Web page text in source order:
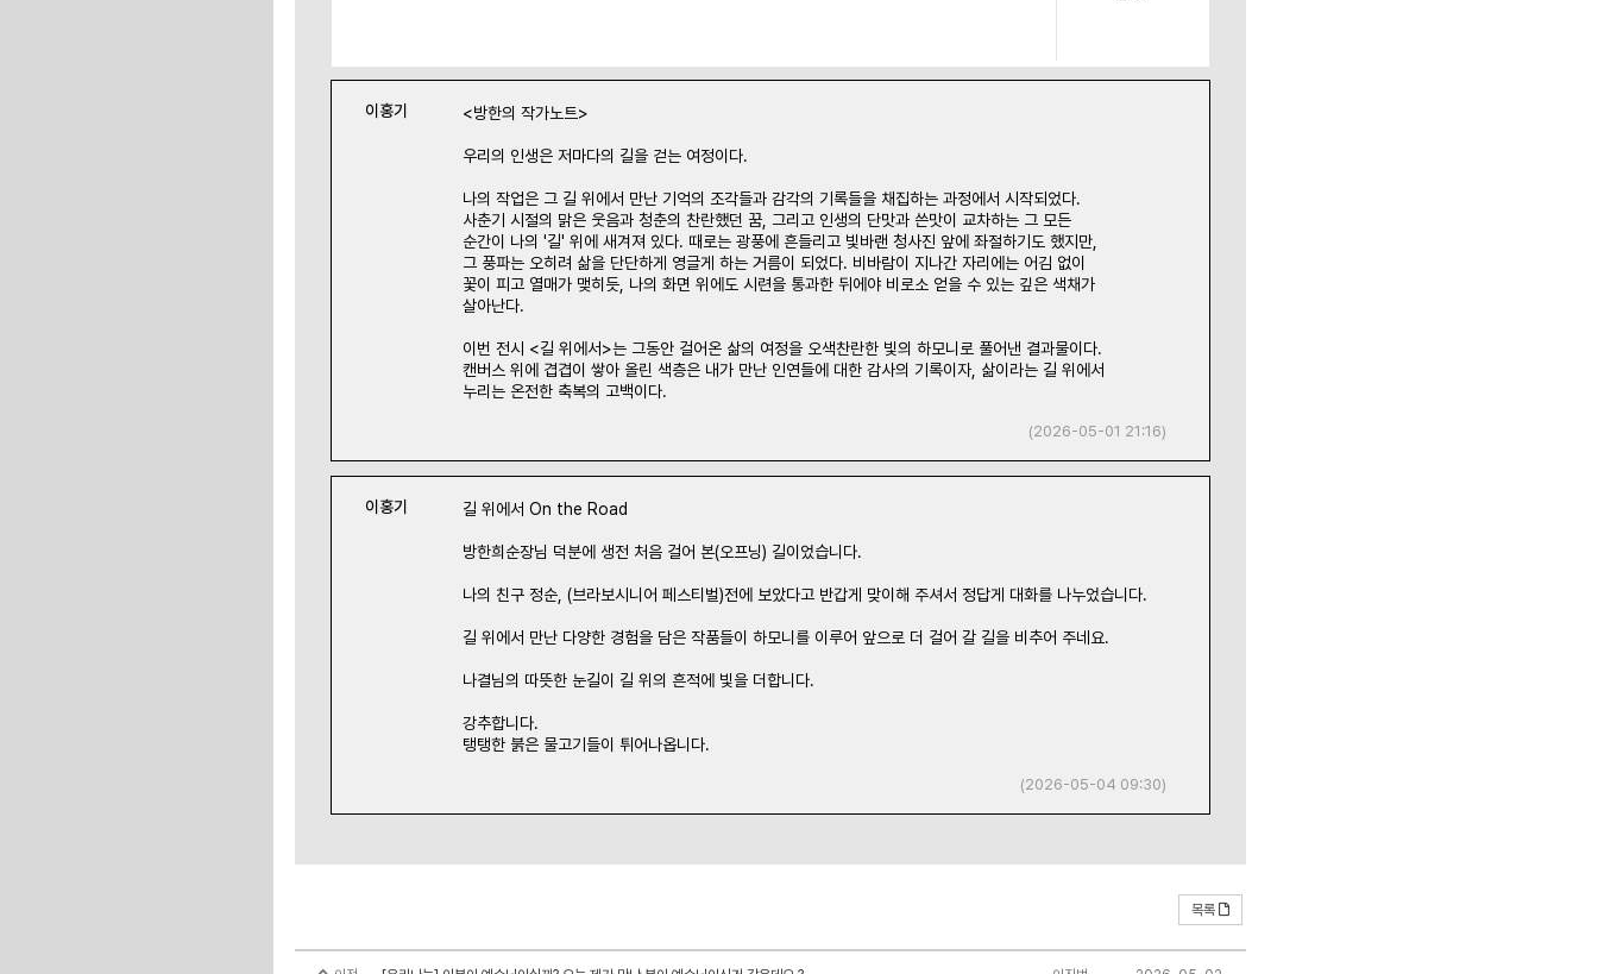
이홍기 <방한의 작가노트>
우리의 인생은 저마다의 길을 걷는 여정이다.
나의 작업은 그 길 위에서 만난 기억의 조각들과 감각의 기록들을 채집하는 과정에서 시작되었다.
사춘기 시절의 맑은 웃음과 청춘의 찬란했던 꿈, 그리고 인생의 단맛과 쓴맛이 교차하는 그 모든
순간이 나의 '길' 위에 새겨져 있다. 때로는 광풍에 흔들리고 빛바랜 청사진 앞에 좌절하기도 했지만,
그 풍파는 오히려 삶을 단단하게 영글게 하는 거름이 되었다. 비바람이 지나간 자리에는 어김 없이
꽃이 피고 열매가 맺히듯, 나의 화면 위에도 시련을 통과한 뒤에야 비로소 얻을 수 있는 깊은 색채가
살아난다.
이번 전시 <길 위에서>는 그동안 걸어온 삶의 여정을 오색찬란한 빛의 하모니로 풀어낸 결과물이다.
캔버스 위에 겹겹이 쌓아 올린 색층은 내가 만난 인연들에 대한 감사의 기록이자, 삶이라는 길 위에서
누리는 온전한 축복의 고백이다.
(2026-05-01 21:16)
이홍기 길 위에서 On the Road
방한희순장님 덕분에 생전 처음 걸어 본(오프닝) 길이었습니다.
나의 친구 정순, (브라보시니어 페스티벌)전에 보았다고 반갑게 맞이해 주셔서 정답게 대화를 나누었습니다.
길 위에서 만난 다양한 경험을 담은 작품들이 하모니를 이루어 앞으로 더 걸어 갈 길을 비추어 주네요.
나결님의 따뜻한 눈길이 길 위의 흔적에 빛을 더합니다.
강추합니다.
탱탱한 붉은 물고기들이 튀어나옵니다.
(2026-05-04 09:30)
목록